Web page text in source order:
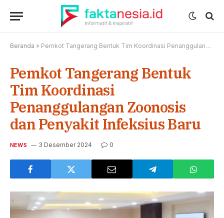
Beranda » Pemkot Tangerang Bentuk Tim Koordinasi Penanggulangan Zoonosis dan Penyakit Infeksius Baru
Pemkot Tangerang Bentuk
Tim Koordinasi
Penanggulangan Zoonosis
dan Penyakit Infeksius Baru
NEWS 3 Desember 2024 0